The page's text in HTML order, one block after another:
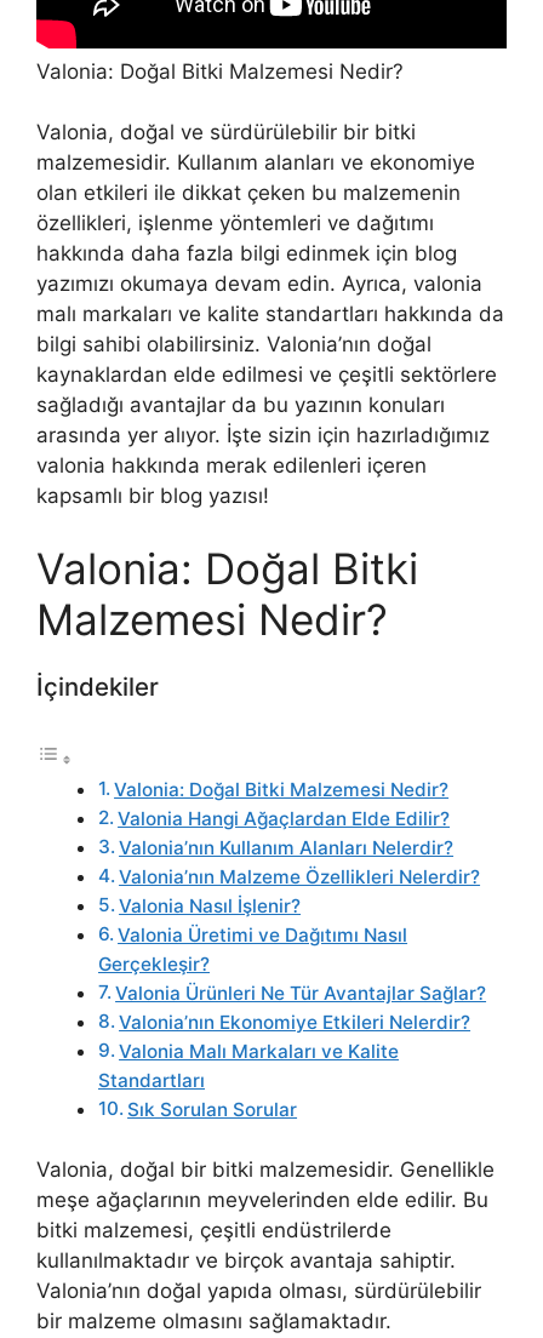
Valonia: Doğal Bitki Malzemesi Nedir?
Valonia, doğal ve sürdürülebilir bir bitki
malzemesidir. Kullanım alanları ve ekonomiye
olan etkileri ile dikkat çeken bu malzemenin
özellikleri, işlenme yöntemleri ve dağıtımı
hakkında daha fazla bilgi edinmek için blog
yazımızı okumaya devam edin. Ayrıca, valonia
malı markaları ve kalite standartları hakkında da
bilgi sahibi olabilirsiniz. Valonia’nın doğal
kaynaklardan elde edilmesi ve çeşitli sektörlere
sağladığı avantajlar da bu yazının konuları
arasında yer alıyor. İşte sizin için hazırladığımız
valonia hakkında merak edilenleri içeren
kapsamlı bir blog yazısı!
Valonia: Doğal Bitki
Malzemesi Nedir?
İçindekiler
Valonia: Doğal Bitki Malzemesi Nedir?
Valonia Hangi Ağaçlardan Elde Edilir?
Valonia’nın Kullanım Alanları Nelerdir?
Valonia’nın Malzeme Özellikleri Nelerdir?
Valonia Nasıl İşlenir?
Valonia Üretimi ve Dağıtımı Nasıl
Gerçekleşir?
Valonia Ürünleri Ne Tür Avantajlar Sağlar?
Valonia’nın Ekonomiye Etkileri Nelerdir?
Valonia Malı Markaları ve Kalite
Standartları
Sık Sorulan Sorular
Valonia, doğal bir bitki malzemesidir. Genellikle
meşe ağaçlarının meyvelerinden elde edilir. Bu
bitki malzemesi, çeşitli endüstrilerde
kullanılmaktadır ve birçok avantaja sahiptir.
Valonia’nın doğal yapıda olması, sürdürülebilir
bir malzeme olmasını sağlamaktadır.